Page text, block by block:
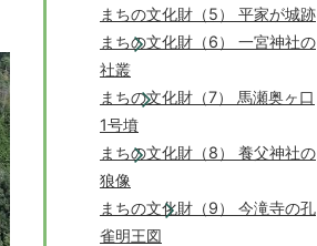
まちの文化財（5） 平家が城跡
まちの文化財（6） 一宮神社の
社叢
まちの文化財（7） 馬瀬奥ヶ口
1号墳
まちの文化財（8） 養父神社の
狼像
まちの文化財（9） 今滝寺の孔
雀明王図